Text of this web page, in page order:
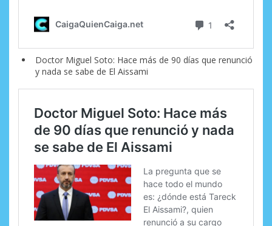
Doctor Miguel Soto: Hace más de 90 días que renunció
y nada se sabe de El Aissami